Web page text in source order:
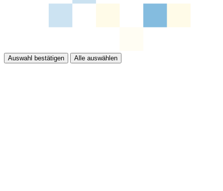
Auswahl bestätigen Alle auswählen